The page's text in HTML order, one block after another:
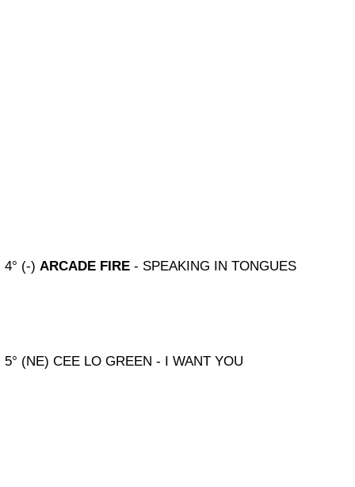
4° (-) ARCADE FIRE - SPEAKING IN TONGUES
5° (NE) CEE LO GREEN - I WANT YOU